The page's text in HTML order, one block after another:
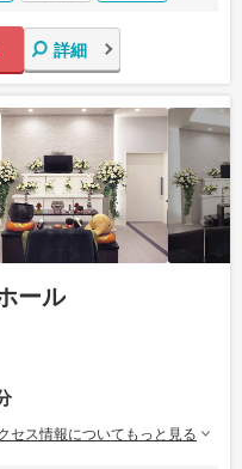
詳細
ール
セス情報についてもっと見る